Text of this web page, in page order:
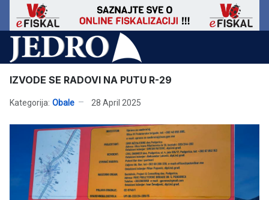
IZVODE SE RADOVI NA PUTU R-29
Kategorija: Obale 28 April 2025